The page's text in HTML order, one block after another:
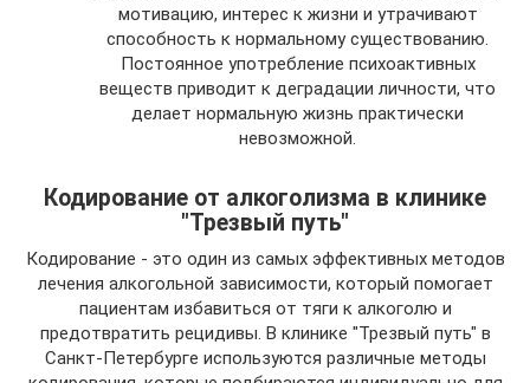
мотивацию, интерес к жизни и утрачивают
способность к нормальному существованию.
Постоянное употребление психоактивных
веществ приводит к деградации личности, что
делает нормальную жизнь практически
невозможной.
Кодирование от алкоголизма в клинике
"Трезвый путь"
Кодирование - это один из самых эффективных методов
лечения алкогольной зависимости, который помогает
пациентам избавиться от тяги к алкоголю и
предотвратить рецидивы. В клинике "Трезвый путь" в
Санкт-Петербурге используются различные методы